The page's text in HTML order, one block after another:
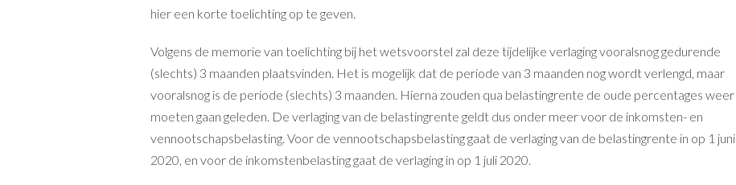
hier een korte toelichting op te geven.
Volgens de memorie van toelichting bij het wetsvoorstel zal deze tijdelijke verlaging vooralsnog gedurende
(slechts) 3 maanden plaatsvinden. Het is mogelijk dat de periode van 3 maanden nog wordt verlengd, maar
vooralsnog is de periode (slechts) 3 maanden. Hierna zouden qua belastingrente de oude percentages weer
moeten gaan geleden. De verlaging van de belastingrente geldt dus onder meer voor de inkomsten- en
vennootschapsbelasting. Voor de vennootschapsbelasting gaat de verlaging van de belastingrente in op 1 juni
2020, en voor de inkomstenbelasting gaat de verlaging in op 1 juli 2020.